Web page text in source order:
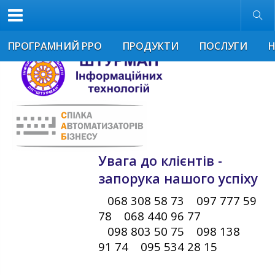
Розмір шрифта
Увага до клієнтів -
запорука нашого успіху
068 308 58 73 097 777 59
78 068 440 96 77
098 803 50 75 098 138
91 74 095 534 28 15
ПРОГРАМНИЙ РРО ПРОДУКТИ ПОСЛУГИ